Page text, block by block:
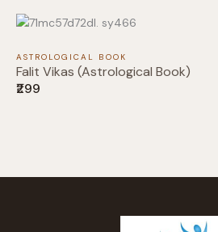
ASTROLOGICAL BOOK
Falit Vikas (Astrological Book)
₹299